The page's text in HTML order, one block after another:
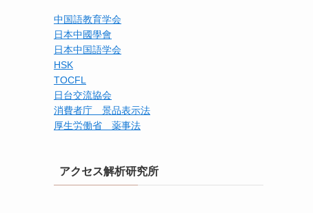
中国語教育学会
日本中國學會
日本中国語学会
HSK
TOCFL
日台交流協会
消費者庁 景品表示法
厚生労働省 薬事法
アクセス解析研究所